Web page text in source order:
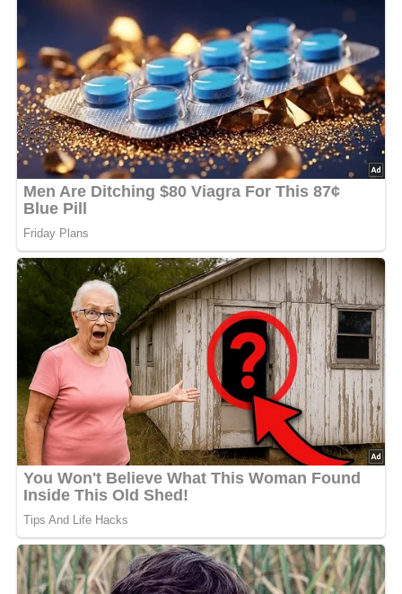
Zucchini waschen, putzen und in kleine Würfel
schneiden. Vom Brokkoli kleine Röschen abtrennen und
waschen. Öl erhitzen, Brokkoli hineingeben und
anschwitzen lassen, nach etwa 5 Minuten Zucchini und
Erbsen dazugeben und ebenfalls etwa 5 Minuten
mitdünsten lassen. Kurz vor dem Garwerden des Reises,
das Gemüse dazugeben und alles fertig garen. Mit
Oregano, Basilikum und Salz würzen. Parmesankäse in
den Reistopf rühren und mit gehackter Petersilie bestreut
servieren.